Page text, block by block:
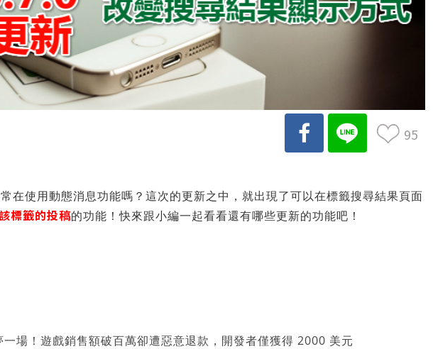
95
在使用動態消息功能嗎？這次的更新之中，就出現了可以在標籤搜尋結果頁面
標籤的投稿的功能！快來跟小編一起看看還有哪些更新的功能吧！
場！遊戲銷售額破百萬卻遭惡意退款，開發者僅獲得 2000 美元